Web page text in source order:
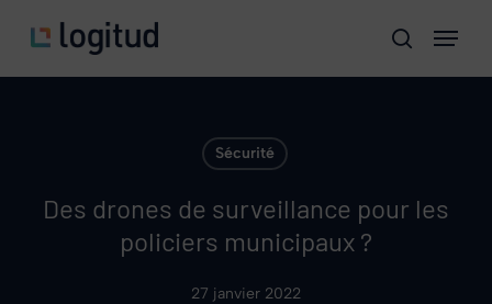
search
Menu
Sécurité
Des drones de surveillance pour les
policiers municipaux ?
27 janvier 2022